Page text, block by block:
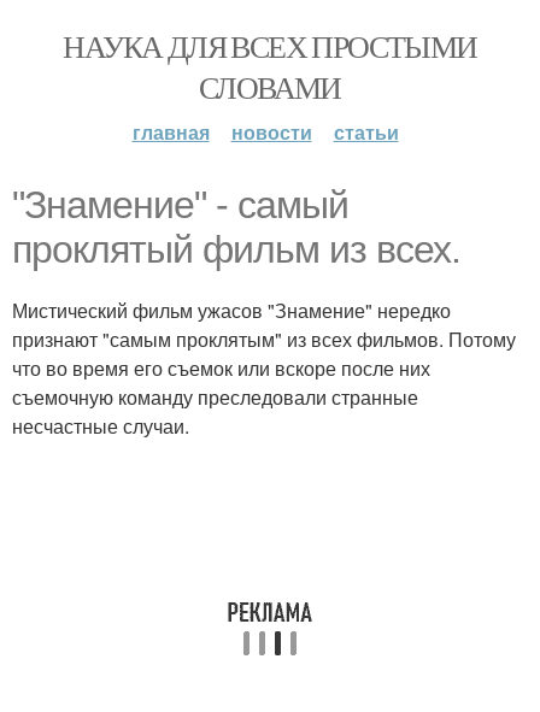
НАУКА ДЛЯ ВСЕХ ПРОСТЫМИ
СЛОВАМИ
главная новости статьи
"Знамение" - самый
проклятый фильм из всех.
Мистический фильм ужасов "Знамение" нередко
признают "самым проклятым" из всех фильмов. Потому
что во время его съемок или вскоре после них
съемочную команду преследовали странные
несчастные случаи.